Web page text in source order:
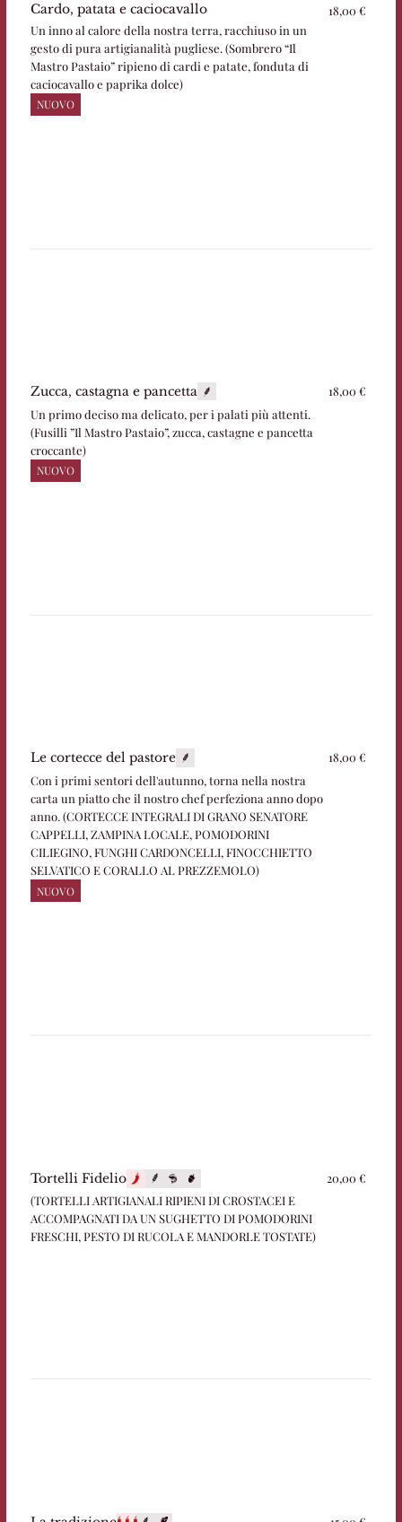
Cardo, patata e caciocavallo
Un inno al calore della nostra terra, racchiuso in un
gesto di pura artigianalità pugliese. (Sombrero “Il
Mastro Pastaio” ripieno di cardi e patate, fonduta di
caciocavallo e paprika dolce)
NUOVO
18,00 €
Zucca, castagna e pancetta
Un primo deciso ma delicato, per i palati più attenti.
(Fusilli ”Il Mastro Pastaio”, zucca, castagne e pancetta
croccante)
NUOVO
18,00 €
Le cortecce del pastore
Con i primi sentori dell'autunno, torna nella nostra
carta un piatto che il nostro chef perfeziona anno dopo
anno. (CORTECCE INTEGRALI DI GRANO SENATORE
CAPPELLI, ZAMPINA LOCALE, POMODORINI
CILIEGINO, FUNGHI CARDONCELLI, FINOCCHIETTO
SELVATICO E CORALLO AL PREZZEMOLO)
NUOVO
18,00 €
Tortelli Fidelio
(TORTELLI ARTIGIANALI RIPIENI DI CROSTACEI E
ACCOMPAGNATI DA UN SUGHETTO DI POMODORINI
FRESCHI, PESTO DI RUCOLA E MANDORLE TOSTATE)
20,00 €